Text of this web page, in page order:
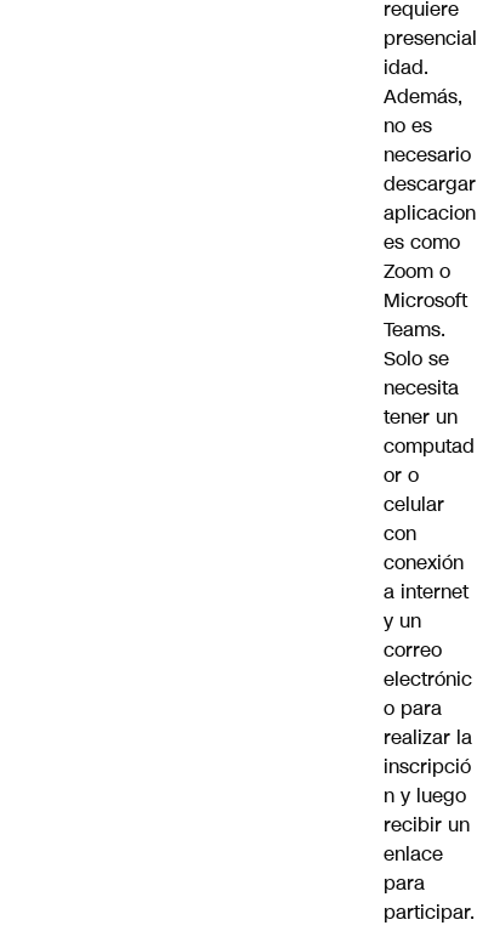
requiere
presencial
idad.
Además,
no es
necesario
descargar
aplicacion
es como
Zoom o
Microsoft
Teams.
Solo se
necesita
tener un
computad
or o
celular
con
conexión
a internet
y un
correo
electrónic
o para
realizar la
inscripció
n y luego
recibir un
enlace
para
participar.